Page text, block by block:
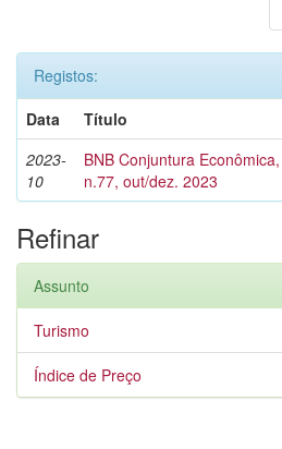
Registos:
Data
Título
2023-
10
BNB Conjuntura Econômica,
n.77, out/dez. 2023
Refinar
Assunto
Turismo
Índice de Preço